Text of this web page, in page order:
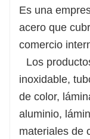
Es una
acero que
comercio
Los
inoxidable,
de color,
aluminio,
materiales de